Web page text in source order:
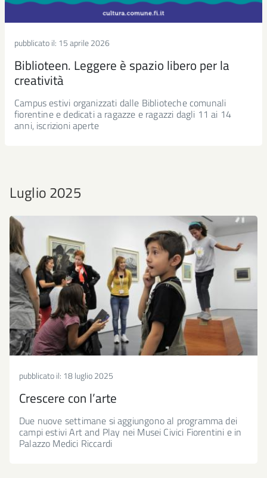
pubblicato il: 15 aprile 2026
Biblioteen. Leggere è spazio libero per la
creatività
Campus estivi organizzati dalle Biblioteche comunali
fiorentine e dedicati a ragazze e ragazzi dagli 11 ai 14
anni, iscrizioni aperte
Luglio 2025
pubblicato il: 18 luglio 2025
Crescere con l’arte
Due nuove settimane si aggiungono al programma dei
campi estivi Art and Play nei Musei Civici Fiorentini e in
Palazzo Medici Riccardi